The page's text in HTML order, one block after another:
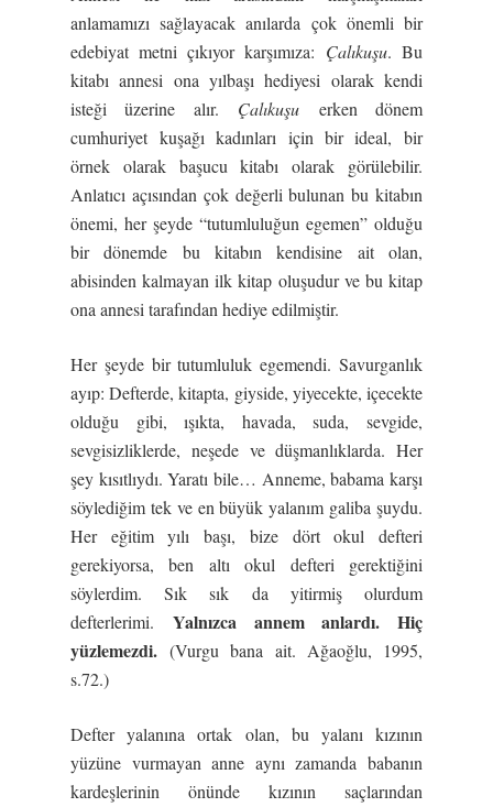
anlamamızı sağlayacak anılarda çok önemli bir
edebiyat metni çıkıyor karşımıza: Çalıkuşu. Bu
kitabı annesi ona yılbaşı hediyesi olarak kendi
isteği üzerine alır. Çalıkuşu erken dönem
cumhuriyet kuşağı kadınları için bir ideal, bir
örnek olarak başucu kitabı olarak görülebilir.
Anlatıcı açısından çok değerli bulunan bu kitabın
önemi, her şeyde “tutumluluğun egemen” olduğu
bir dönemde bu kitabın kendisine ait olan,
abisinden kalmayan ilk kitap oluşudur ve bu kitap
ona annesi tarafından hediye edilmiştir.
Her şeyde bir tutumluluk egemendi. Savurganlık
ayıp: Defterde, kitapta, giyside, yiyecekte, içecekte
olduğu gibi, ışıkta, havada, suda, sevgide,
sevgisizliklerde, neşede ve düşmanlıklarda. Her
şey kısıtlıydı. Yaratı bile… Anneme, babama karşı
söylediğim tek ve en büyük yalanım galiba şuydu.
Her eğitim yılı başı, bize dört okul defteri
gerekiyorsa, ben altı okul defteri gerektiğini
söylerdim. Sık sık da yitirmiş olurdum
defterlerimi. Yalnızca annem anlardı. Hiç
yüzlemezdi. (Vurgu bana ait. Ağaoğlu, 1995,
s.72.)
Defter yalanına ortak olan, bu yalanı kızının
yüzüne vurmayan anne aynı zamanda babanın
kardeşlerinin önünde kızının saçlarından